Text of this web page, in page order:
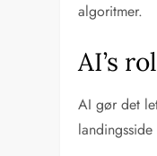
algoritmer.
AI’s
AI gør det